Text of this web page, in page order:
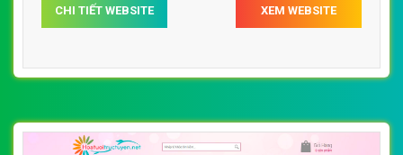
CHI TIẾT WEBSITE XEM WEBSITE